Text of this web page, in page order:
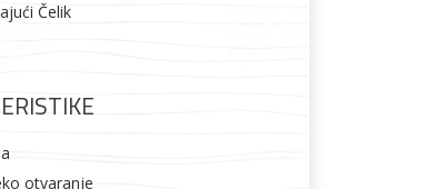
Čelik
otvaranje